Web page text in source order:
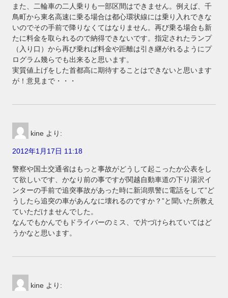
また、二輪車の二人乗りも一部区間はできません。例えば、千
鳥町から東名高速に乗る場合は都心環状線には乗り入れできな
いのでその手前で降りなくてはなりません。再び乗る場合も新
たに料金を取られるので納得できないです。指定されたランプ
（入り口）から再び乗れば料金や距離は引き継がれるようにプ
ログラム幾らでも出来ると思います。
実質値上げをした首都高に期待することはできないと思います
が！意見まで・・・
kine より:
2012年1月17日 11:18
警察や国土交通省はもっと事故がどうして起こったか公表をし
て欲しいです、かなり前の事ですが関越自動車道の下り湯沢イ
ンターの手前で追突事故があった時に新潟県警に電話をして”ど
うしたら追突の車があんなに壊れるのですか？”と聞いた所教え
ていただけませんでした。
なんでもかんでもドライバーのミス、で片づけられていてはど
うかなと思います。
kine より: